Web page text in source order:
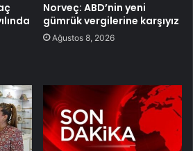
Norveç: ABD’nin yeni
gümrük vergilerine karşıyız
Ağustos 8, 2026